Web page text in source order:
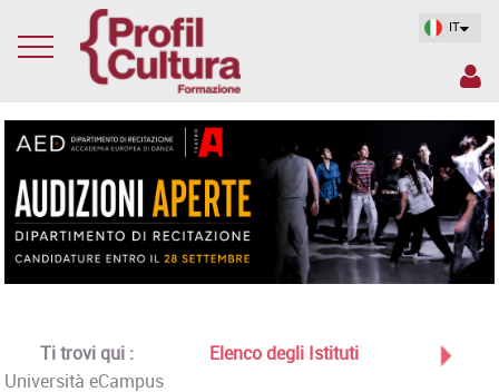
IT
Ti trovi qui :
Elenco degli Istituti
Università eCampus